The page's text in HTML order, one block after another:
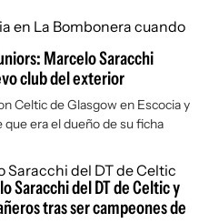
Marcelo Saracchi
club del exterior
Celtic de Glasgow en Escocia y
era el dueño de su ficha
Saracchi del DT de Celtic y
tras ser campeones de